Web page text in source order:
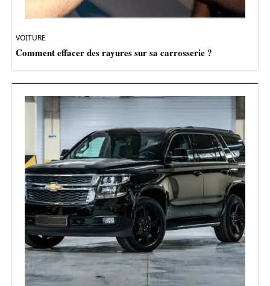
VOITURE
Comment effacer des rayures sur sa carrosserie ?